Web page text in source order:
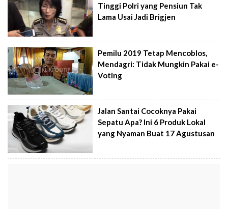
Tinggi Polri yang Pensiun Tak
Lama Usai Jadi Brigjen
Pemilu 2019 Tetap Mencoblos,
Mendagri: Tidak Mungkin Pakai e-
Voting
Jalan Santai Cocoknya Pakai
Sepatu Apa? Ini 6 Produk Lokal
yang Nyaman Buat 17 Agustusan